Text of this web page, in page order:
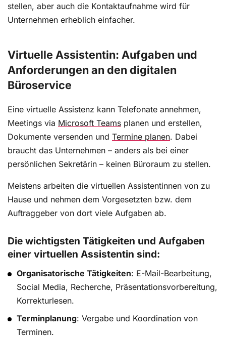
stellen, aber auch die Kontaktaufnahme wird für
Unternehmen erheblich einfacher.
Virtuelle Assistentin: Aufgaben und
Anforderungen an den digitalen
Büroservice
Eine virtuelle Assistenz kann Telefonate annehmen,
Meetings via Microsoft Teams planen und erstellen,
Dokumente versenden und Termine planen. Dabei
braucht das Unternehmen – anders als bei einer
persönlichen Sekretärin – keinen Büroraum zu stellen.
Meistens arbeiten die virtuellen Assistentinnen von zu
Hause und nehmen dem Vorgesetzten bzw. dem
Auftraggeber von dort viele Aufgaben ab.
Die wichtigsten Tätigkeiten und Aufgaben
einer virtuellen Assistentin sind:
Organisatorische Tätigkeiten: E-Mail-Bearbeitung,
Social Media, Recherche, Präsentationsvorbereitung,
Korrekturlesen.
Terminplanung: Vergabe und Koordination von
Terminen.